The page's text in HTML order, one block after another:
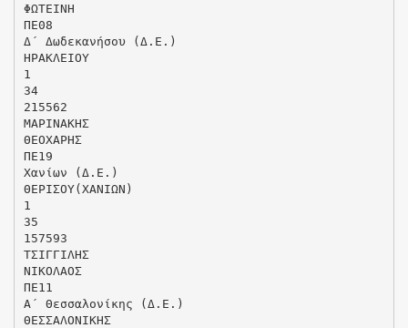
ΦΩΤΕΙΝΗ
ΠΕ08
Δ΄ Δωδεκανήσου (Δ.Ε.)
ΗΡΑΚΛΕΙΟΥ
1
34
215562
ΜΑΡΙΝΑΚΗΣ
ΘΕΟΧΑΡΗΣ
ΠΕ19
Χανίων (Δ.Ε.)
ΘΕΡΙΣΟΥ(ΧΑΝΙΩΝ)
1
35
157593
ΤΣΙΓΓΙΛΗΣ
ΝΙΚΟΛΑΟΣ
ΠΕ11
Α΄ Θεσσαλονίκης (Δ.Ε.)
ΘΕΣΣΑΛΟΝΙΚΗΣ